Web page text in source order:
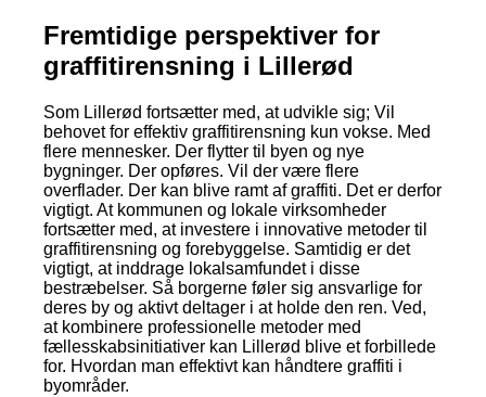
Fremtidige perspektiver for
graffitirensning i Lillerød
Som Lillerød fortsætter med, at udvikle sig; Vil
behovet for effektiv graffitirensning kun vokse. Med
flere mennesker. Der flytter til byen og nye
bygninger. Der opføres. Vil der være flere
overflader. Der kan blive ramt af graffiti. Det er derfor
vigtigt. At kommunen og lokale virksomheder
fortsætter med, at investere i innovative metoder til
graffitirensning og forebyggelse. Samtidig er det
vigtigt, at inddrage lokalsamfundet i disse
bestræbelser. Så borgerne føler sig ansvarlige for
deres by og aktivt deltager i at holde den ren. Ved,
at kombinere professionelle metoder med
fællesskabsinitiativer kan Lillerød blive et forbillede
for. Hvordan man effektivt kan håndtere graffiti i
byområder.